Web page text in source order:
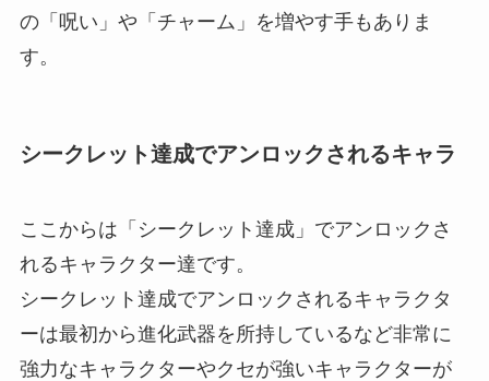
の「呪い」や「チャーム」を増やす手もありま
す。
シークレット達成でアンロックされるキャラ
ここからは「シークレット達成」でアンロックさ
れるキャラクター達です。
シークレット達成でアンロックされるキャラクタ
ーは最初から進化武器を所持しているなど非常に
強力なキャラクターやクセが強いキャラクターが